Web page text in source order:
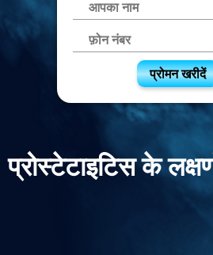
प्रोमन खरीदें
प्रोस्टेटाइटिस के